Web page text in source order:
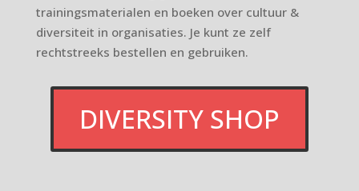
trainingsmaterialen en boeken over cultuur &
diversiteit in organisaties. Je kunt ze zelf
rechtstreeks bestellen en gebruiken.
DIVERSITY SHOP